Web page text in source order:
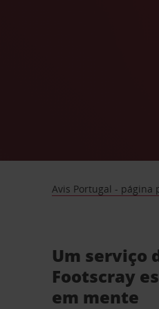
Avis Portugal - página
Um serviço
Footscray
em mente